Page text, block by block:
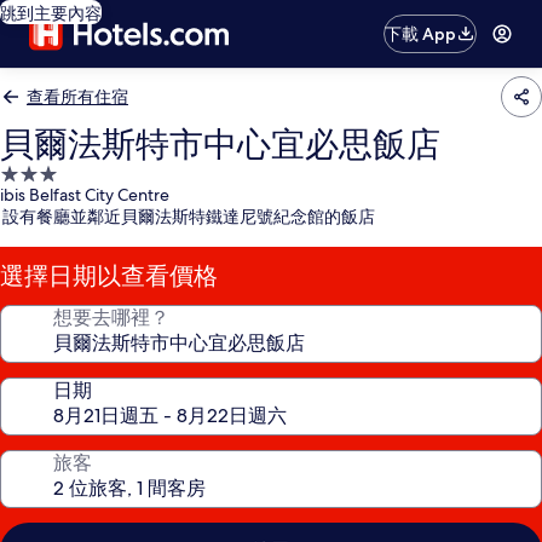
跳到主要內容
下載 App
查看所有住宿
貝爾法斯特市中心宜必思飯店
3.0
星
級
住
宿
ibis Belfast City Centre
設有餐廳並鄰近貝爾法斯特鐵達尼號紀念館的飯店
選擇日期以查看價格
想要去哪裡？
日期
旅客